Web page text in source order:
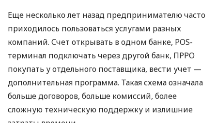
Еще несколько лет назад предпринимателю часто
приходилось пользоваться услугами разных
компаний. Счет открывать в одном банке, POS-
терминал подключать через другой банк, ПРРО
покупать у отдельного поставщика, вести учет —
дополнительная программа. Такая схема означала
больше договоров, больше комиссий, более
сложную техническую поддержку и излишние